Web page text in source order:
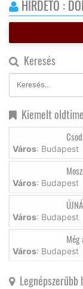
HIRDETŐ :
Keresés
Kiemelt
Város: Budapest
Város: Budapest
Város: Budapest
Még
Város: Budapest
Legnépszerűbb